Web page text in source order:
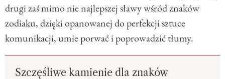
drugi zaś mimo nie najlepszej sławy wśród znaków
zodiaku, dzięki opanowanej do perfekcji sztuce
komunikacji, umie porwać i poprowadzić tłumy.
Szczęśliwe kamienie dla znaków